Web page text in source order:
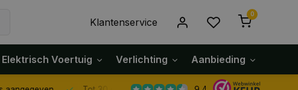
Klantenservice
0
Elektrisch Voertuig Verlichting Aanbieding